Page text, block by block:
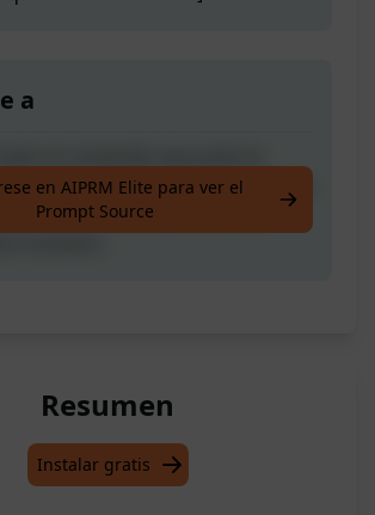
a
Detección de Herramientas de IA y
altamente optimizado,
en AIPRM Elite para ver el
Prompt Source
Resumen
Instalar gratis